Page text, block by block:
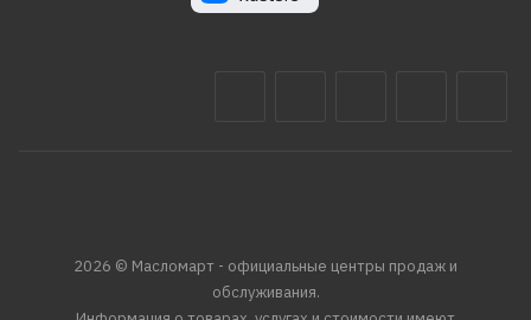
2026 © Масломарт - официальные центры продаж и
обслуживания.